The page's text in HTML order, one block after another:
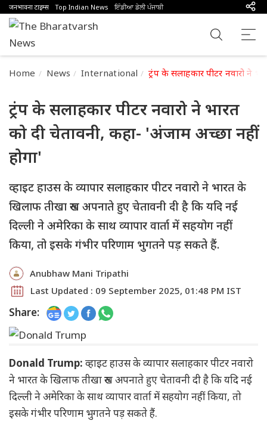
जनभावना टाइम्स Top Indian News ਇੰਡੀਆ ਡੇਲੀ ਪੰਜਾਬੀ
Home News International ट्रंप के सलाहकार पीटर नवारो ने
ट्रंप के सलाहकार पीटर नवारो ने भारत
को दी चेतावनी, कहा- 'अंजाम अच्छा नहीं
होगा'
व्हाइट हाउस के व्यापार सलाहकार पीटर नवारो ने भारत के
खिलाफ तीखा रुख अपनाते हुए चेतावनी दी है कि यदि नई
दिल्ली ने अमेरिका के साथ व्यापार वार्ता में सहयोग नहीं
किया, तो इसके गंभीर परिणाम भुगतने पड़ सकते हैं.
Anubhaw Mani Tripathi
Last Updated : 09 September 2025, 01:48 PM IST
Share:
Donald Trump: व्हाइट हाउस के व्यापार सलाहकार पीटर नवारो
ने भारत के खिलाफ तीखा रुख अपनाते हुए चेतावनी दी है कि यदि नई
दिल्ली ने अमेरिका के साथ व्यापार वार्ता में सहयोग नहीं किया, तो
इसके गंभीर परिणाम भुगतने पड़ सकते हैं.